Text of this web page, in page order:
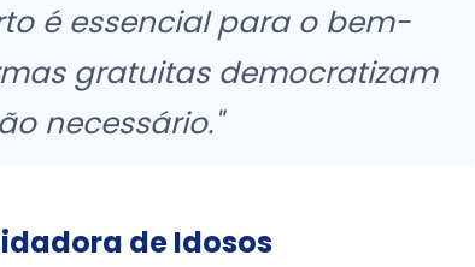
é essencial para o bem-
gratuitas democratizam
necessário."
de Idosos